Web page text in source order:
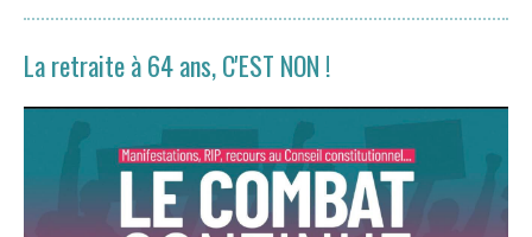
La retraite à 64 ans, C'EST NON !